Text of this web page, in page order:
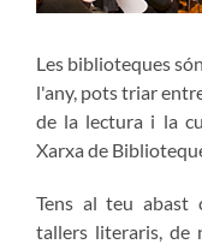
Les biblioteques
l'any, pots triar
de la lectura i la
Xarxa de
Tens al teu abast
tallers literaris, de